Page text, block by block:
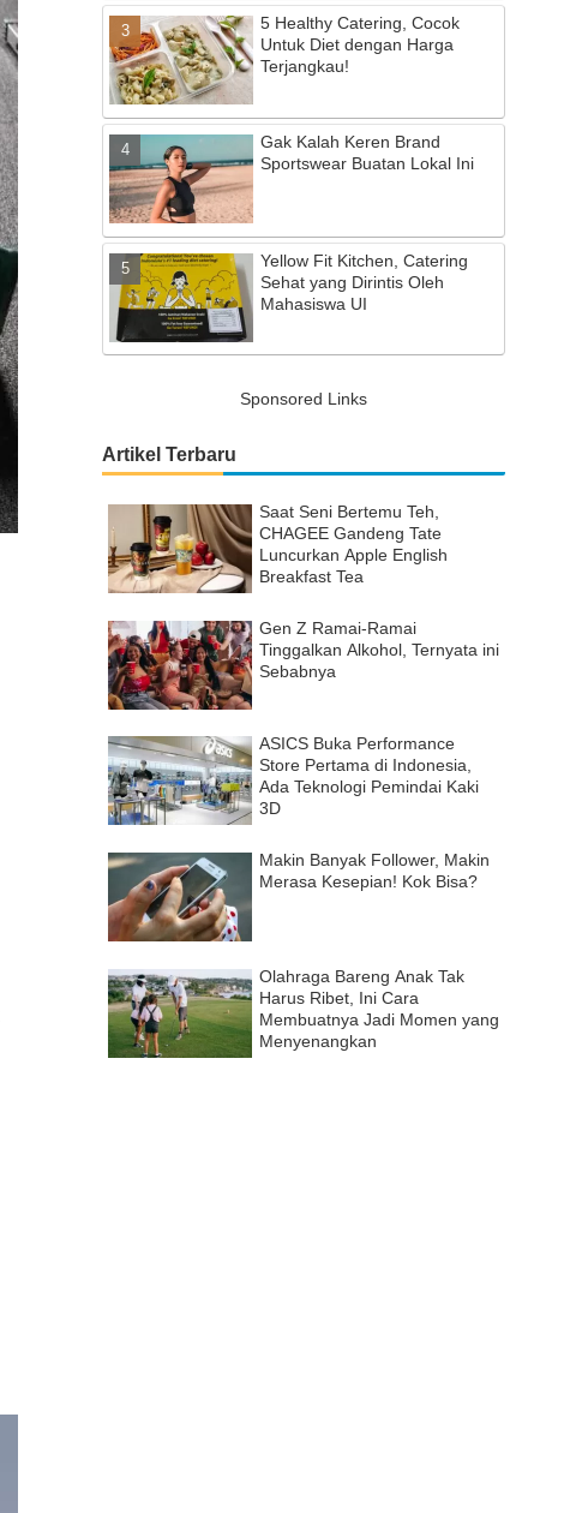
5 Healthy Catering, Cocok
Untuk Diet dengan Harga
Terjangkau!
Gak Kalah Keren Brand
Sportswear Buatan Lokal Ini
Yellow Fit Kitchen, Catering
Sehat yang Dirintis Oleh
Mahasiswa UI
Sponsored Links
Artikel Terbaru
Saat Seni Bertemu Teh,
CHAGEE Gandeng Tate
Luncurkan Apple English
Breakfast Tea
Gen Z Ramai-Ramai
Tinggalkan Alkohol, Ternyata ini
Sebabnya
ASICS Buka Performance
Store Pertama di Indonesia,
Ada Teknologi Pemindai Kaki
3D
Makin Banyak Follower, Makin
Merasa Kesepian! Kok Bisa?
Olahraga Bareng Anak Tak
Harus Ribet, Ini Cara
Membuatnya Jadi Momen yang
Menyenangkan